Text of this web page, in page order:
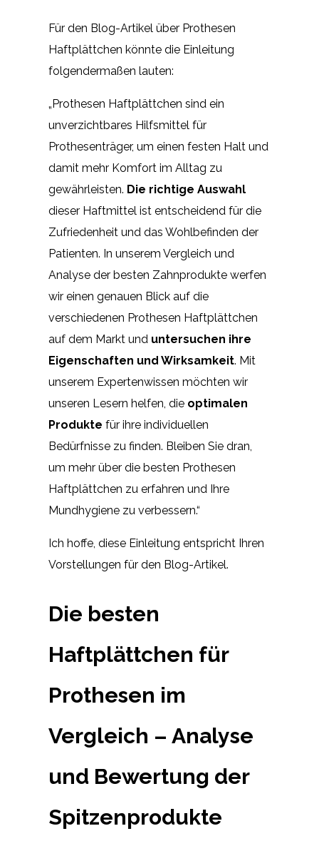
Für den Blog-Artikel über Prothesen
Haftplättchen könnte die Einleitung
folgendermaßen lauten:
„Prothesen Haftplättchen sind ein
unverzichtbares Hilfsmittel für
Prothesenträger, um einen festen Halt und
damit mehr Komfort im Alltag zu
gewährleisten. Die richtige Auswahl
dieser Haftmittel ist entscheidend für die
Zufriedenheit und das Wohlbefinden der
Patienten. In unserem Vergleich und
Analyse der besten Zahnprodukte werfen
wir einen genauen Blick auf die
verschiedenen Prothesen Haftplättchen
auf dem Markt und untersuchen ihre
Eigenschaften und Wirksamkeit. Mit
unserem Expertenwissen möchten wir
unseren Lesern helfen, die optimalen
Produkte für ihre individuellen
Bedürfnisse zu finden. Bleiben Sie dran,
um mehr über die besten Prothesen
Haftplättchen zu erfahren und Ihre
Mundhygiene zu verbessern.“
Ich hoffe, diese Einleitung entspricht Ihren
Vorstellungen für den Blog-Artikel.
Die besten
Haftplättchen für
Prothesen im
Vergleich – Analyse
und Bewertung der
Spitzenprodukte